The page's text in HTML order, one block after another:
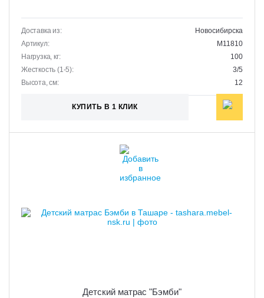
Доставка из:
Новосибирска
Артикул:
M11810
Нагрузка, кг:
100
Жесткость (1-5):
3/5
Высота, см:
12
КУПИТЬ В 1 КЛИК
Детский матрас "Бэмби"